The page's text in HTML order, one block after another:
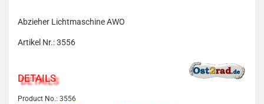
Abzieher Lichtmaschine AWO
Artikel Nr.: 3556
DETAILS
Product No.: 3556